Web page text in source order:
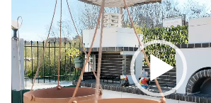
Αναπαραγωγής
Βίντεο